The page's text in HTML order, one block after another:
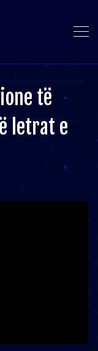
të
letrat e